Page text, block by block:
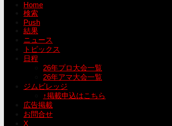
Home
検索
Push
結果
ニュース
トピックス
日程
26年プロ大会一覧
26年アマ大会一覧
ジムビレッジ
↑掲載申込はこちら
広告掲載
お問合せ
X